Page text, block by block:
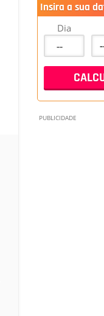
Insira a sua
Dia